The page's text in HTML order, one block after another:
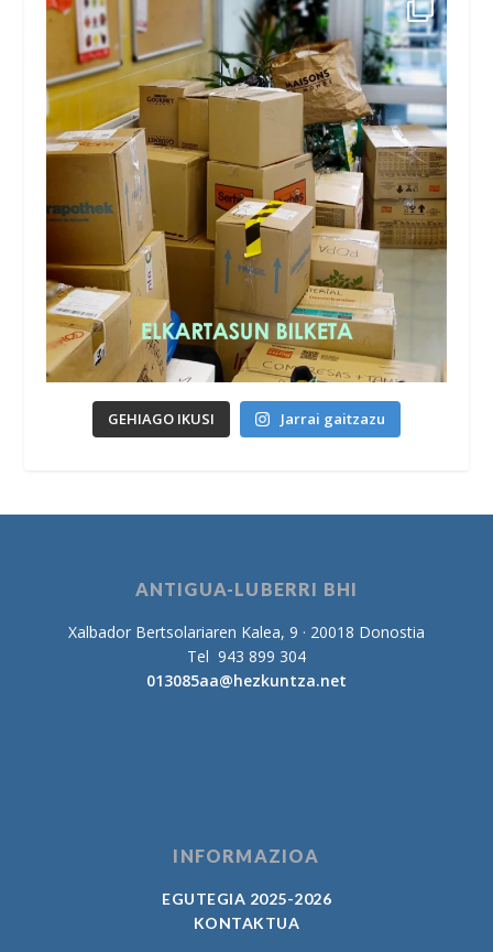
GEHIAGO IKUSI Jarrai gaitzazu
ANTIGUA-LUBERRI BHI
Xalbador Bertsolariaren Kalea, 9 · 20018 Donostia
Tel 943 899 304
013085aa@hezkuntza.net
INFORMAZIOA
EGUTEGIA 2025-2026
KONTAKTUA